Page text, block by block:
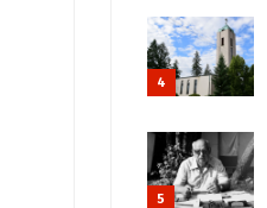
4
5